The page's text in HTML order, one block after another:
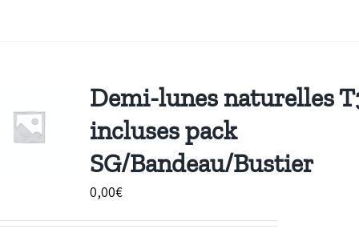
Demi-lunes naturelles
incluses pack
SG/Bandeau/Bustier
0,00€